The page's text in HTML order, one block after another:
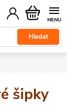
Hledat
Nákupní
košík
šipky